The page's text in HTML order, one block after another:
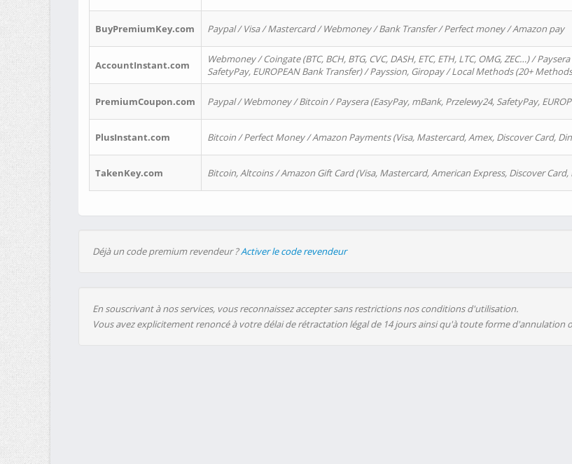
BuyPremiumKey.com Paypal / Visa / Mastercard / Webmoney / Bank Transfer / Perfect money / Amazon pay
AccountInstant.com
Webmoney / Coingate (BTC, BCH, BTG, CVC, DASH, ETC, ETH, LTC, OMG, ZEC…) /
SafetyPay, EUROPEAN Bank Transfer) / Payssion, Giropay / Local Methods (20+
PremiumCoupon.com Paypal / Webmoney / Bitcoin / Paysera (EasyPay, mBank, Przelewy24, SafetyPay,
PlusInstant.com Bitcoin / Perfect Money / Amazon Payments (Visa, Mastercard, Amex, Discover Card,
TakenKey.com Bitcoin, Altcoins / Amazon Gift Card (Visa, Mastercard, American Express, Discover Card,
Déjà un code premium revendeur ?Activer le code revendeur
En souscrivant à nos services, vous reconnaissez accepter sans restrictions nos conditions d'utilisation.
Vous avez explicitement renoncé à votre délai de rétractation légal de 14 jours ainsi qu'à toute forme d'annulation